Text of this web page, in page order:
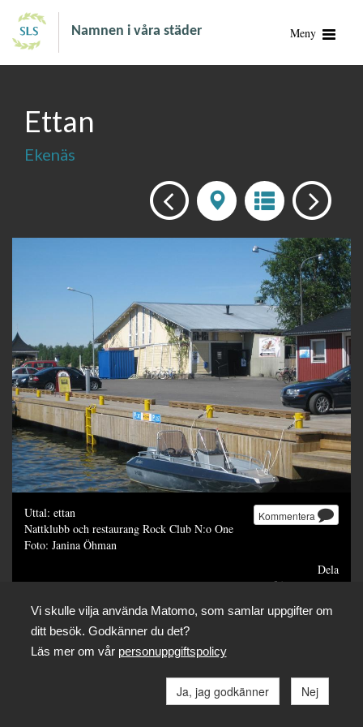
Namnen i våra städer Meny
Ettan
Ekenäs
Kommentera
Uttal: ettan
Nattklubb och restaurang Rock Club N:o One
Foto: Janina Öhman
Dela
Vi skulle vilja använda Matomo, som samlar uppgifter om
ditt besök. Godkänner du det?
Läs mer om vår personuppgiftspolicy
Ja, jag godkänner Nej